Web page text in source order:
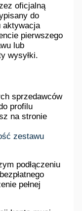
oficjalną
do
aktywacja
pierwszego
lub
wysyłki.
sprzedawców
profilu
na stronie
podłączeniu
pełnej